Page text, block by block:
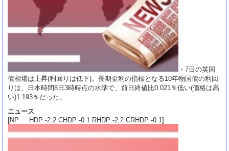
・7日の英国
債相場は上昇(利回りは低下)。長期金利の指標となる10年物国債の利回
りは、日本時間8日3時時点の水準で、前日終値比0.021％低い(価格は高
い)1.193％だった。
ニュース
[NP HDP -2.2 CHDP -0.1 RHDP -2.2 CRHDP -0.1]